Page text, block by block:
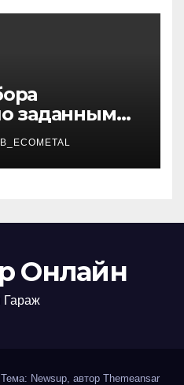
заданным
Онлайн
Гараж
Тема: Newsup, автор Themeansar